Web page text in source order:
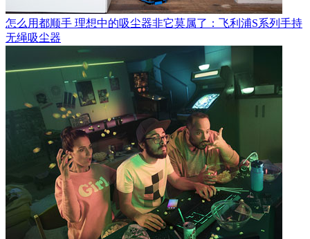
怎么用都顺手 理想中的吸尘器非它莫属了：飞利浦S系列手持
无绳吸尘器